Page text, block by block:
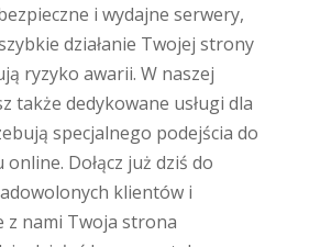
i wydajne serwery,
działanie Twojej strony
ryzyko awarii. W naszej
także dedykowane usługi dla
specjalnego podejścia do
Dołącz już dziś do
klientów i
z nami Twoja strona